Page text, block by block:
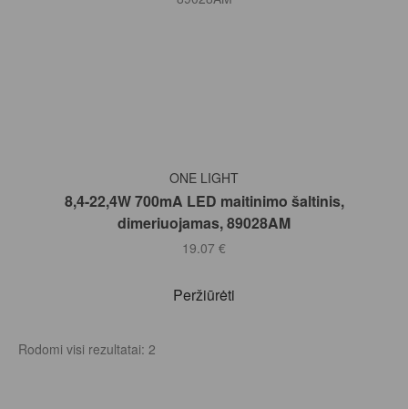
Į KREPŠELĮ
ONE LIGHT
8,4-22,4W 700mA LED maitinimo šaltinis,
dimeriuojamas, 89028AM
19.07 €
Peržiūrėti
Rodomi visi rezultatai: 2